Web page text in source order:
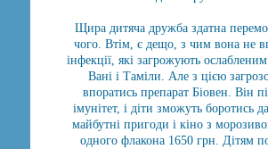
Щира дитяча дружба здатна
чого. Втім, є дещо, з чим вона не
інфекції, які загрожують
Вані і Таміли. Але з цією
впоратись препарат Біовен. Він
імунітет, і діти зможуть боротись
майбутні пригоди і кіно з
одного флакона 1650 грн. Дітям